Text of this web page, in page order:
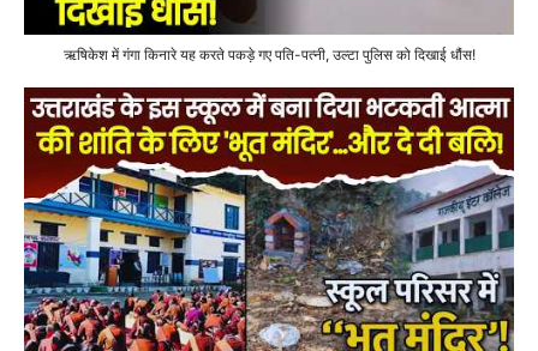
ऋषिकेश में गंगा किनारे यह करते पकड़े गए पति-पत्नी, उल्टा पुलिस को दिखाई धौंस!